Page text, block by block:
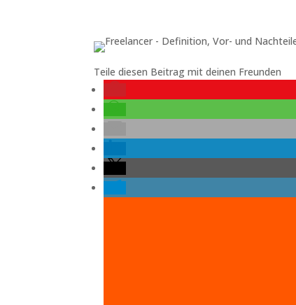
Teile diesen Beitrag mit deinen Freunden